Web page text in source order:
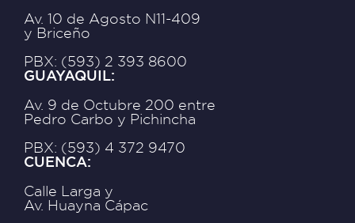
Av. 10 de Agosto N11-409
y Briceño
PBX: (593) 2 393 8600
GUAYAQUIL:
Av. 9 de Octubre 200 entre
Pedro Carbo y Pichincha
PBX: (593) 4 372 9470
CUENCA:
Calle Larga y
Av. Huayna Cápac